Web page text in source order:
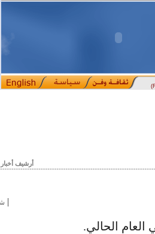
بمرسوم رئاسي.. تعيين مدير جديد
أرشيف أخبار
|